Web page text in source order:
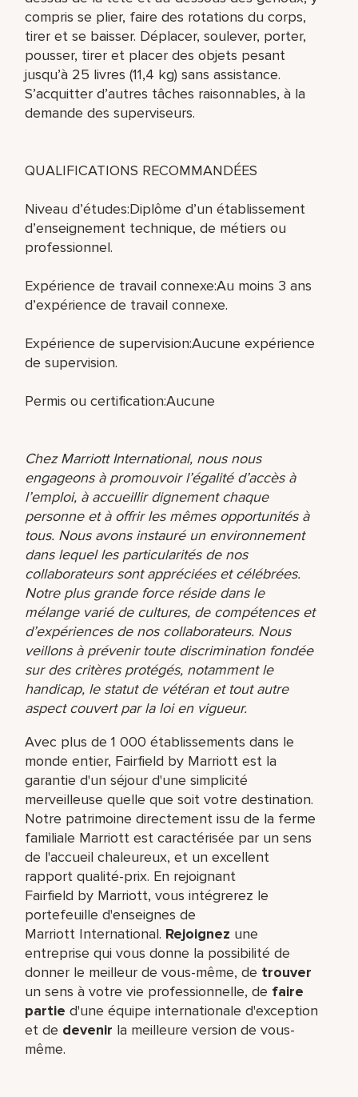
compris se plier, faire des rotations du corps,
tirer et se baisser. Déplacer, soulever, porter,
pousser, tirer et placer des objets pesant
jusqu’à 25 livres (11,4 kg) sans assistance.
S’acquitter d’autres tâches raisonnables, à la
demande des superviseurs.
QUALIFICATIONS RECOMMANDÉES
Niveau d’études:Diplôme d’un établissement
d’enseignement technique, de métiers ou
professionnel.
Expérience de travail connexe:Au moins 3 ans
d’expérience de travail connexe.
Expérience de supervision:Aucune expérience
de supervision.
Permis ou certification:Aucune
Chez Marriott International, nous nous
engageons à promouvoir l’égalité d’accès à
l’emploi, à accueillir dignement chaque
personne et à offrir les mêmes opportunités à
tous. Nous avons instauré un environnement
dans lequel les particularités de nos
collaborateurs sont appréciées et célébrées.
Notre plus grande force réside dans le
mélange varié de cultures, de compétences et
d’expériences de nos collaborateurs. Nous
veillons à prévenir toute discrimination fondée
sur des critères protégés, notamment le
handicap, le statut de vétéran et tout autre
aspect couvert par la loi en vigueur.
Avec plus de 1 000 établissements dans le
monde entier, Fairfield by Marriott est la
garantie d'un séjour d'une simplicité
merveilleuse quelle que soit votre destination.
Notre patrimoine directement issu de la ferme
familiale Marriott est caractérisée par un sens
de l'accueil chaleureux, et un excellent
rapport qualité-prix. En rejoignant
Fairfield by Marriott, vous intégrerez le
portefeuille d'enseignes de
Marriott International. Rejoignez une
entreprise qui vous donne la possibilité de
donner le meilleur de vous-même,​ de trouver
un sens à votre vie professionnelle, de faire
partie d'une équipe internationale​ d'exception
et de devenir la meilleure version de vous-
même.